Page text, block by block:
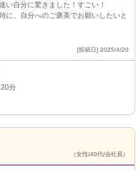
い自分に驚きました！すごい！
に、自分へのご褒美でお願いしたいと
[投稿日] 2025/4/20
分
（女性/40代/会社員）